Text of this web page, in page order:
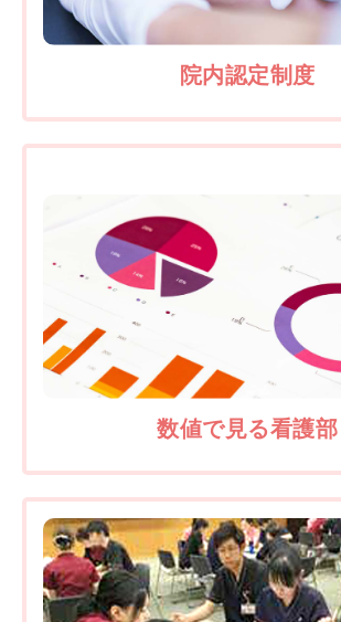
院内認定制度
数値で見る看護部